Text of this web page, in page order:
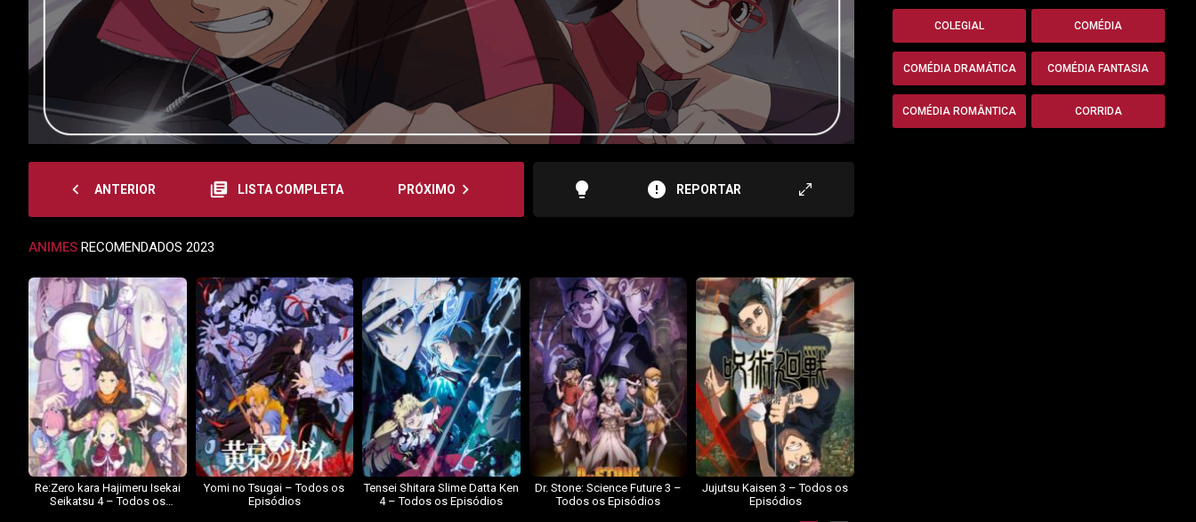
navigate_before ANTERIOR library_books LISTA COMPLETA PRÓXIMO navigate_next lightbulb error REPORTAR
ANIMES RECOMENDADOS 2023
Re:Zero kara Hajimeru Isekai
Seikatsu 4 – Todos os
Yomi no Tsugai – Todos os
Episódios
Tensei Shitara Slime Datta Ken
4 – Todos os Episódios
Dr. Stone: Science Future 3 –
Todos os Episódios
Jujutsu Kaisen 3 – Todos os
Episódios
COLEGIAL COMÉDIA
COMÉDIA DRAMÁTICA COMÉDIA FANTASIA
COMÉDIA ROMÂNTICA CORRIDA